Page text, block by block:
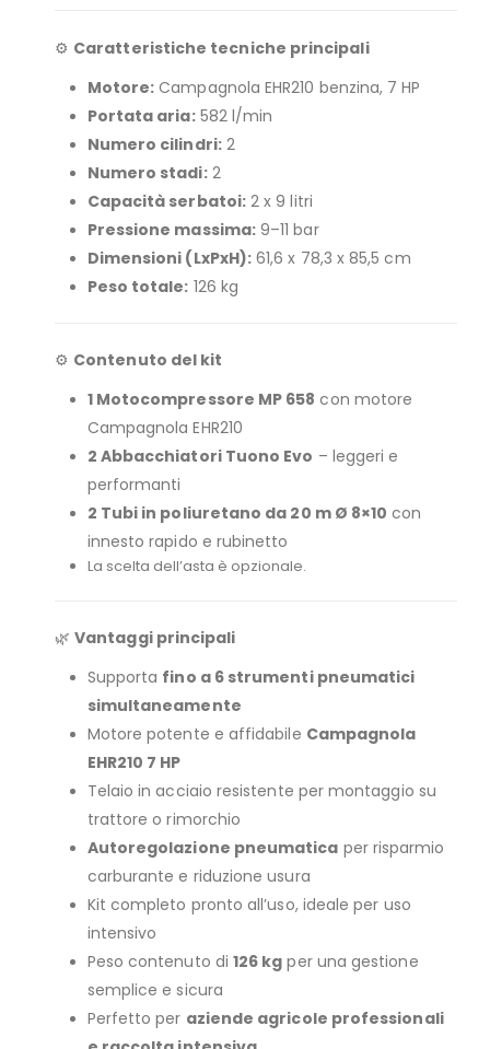
⚙️ Caratteristiche tecniche principali
Motore: Campagnola EHR210 benzina, 7 HP
Portata aria:582 l/min
Numero cilindri:2
Numero stadi:2
Capacità serbatoi:2 x 9 litri
Pressione massima:9–11 bar
Dimensioni (LxPxH): 61,6 x 78,3 x 85,5 cm
Peso totale: 126 kg
⚙️ Contenuto del kit
1 Motocompressore MP 658 con motore
Campagnola EHR210
2 Abbacchiatori Tuono Evo – leggeri e
performanti
2 Tubi in poliuretano da 20 m Ø 8×10 con
innesto rapido e rubinetto
La scelta dell’asta è opzionale.
🌿Vantaggi principali
Supporta fino a 6 strumenti pneumatici
simultaneamente
Motore potente e affidabile Campagnola
EHR210 7 HP
Telaio in acciaio resistente per montaggio su
trattore o rimorchio
Autoregolazione pneumatica per risparmio
carburante e riduzione usura
Kit completo pronto all’uso, ideale per uso
intensivo
Peso contenuto di 126 kg per una gestione
semplice e sicura
Perfetto per aziende agricole professionali